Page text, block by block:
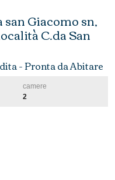
Giacomo sn,
C.da San
- Pronta da Abitare
camere
2